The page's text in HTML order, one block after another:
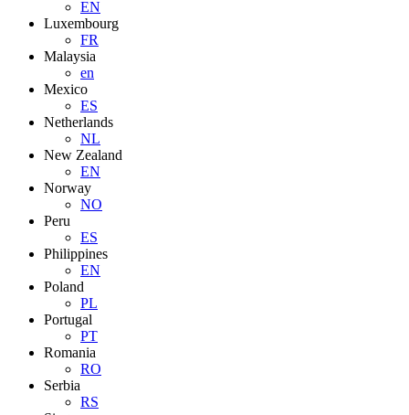
EN
Luxembourg
FR
Malaysia
en
Mexico
ES
Netherlands
NL
New Zealand
EN
Norway
NO
Peru
ES
Philippines
EN
Poland
PL
Portugal
PT
Romania
RO
Serbia
RS